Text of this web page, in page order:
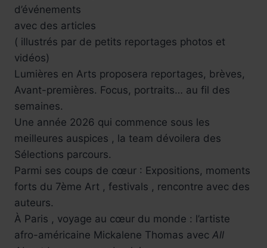
d’événements
avec des articles
( illustrés par de petits reportages photos et
vidéos)
Lumières en Arts proposera reportages, brèves,
Avant-premières. Focus, portraits… au fil des
semaines.
Une année 2026 qui commence sous les
meilleures auspices , la team dévoilera des
Sélections parcours.
Parmi ses coups de cœur : Expositions, moments
forts du 7ème Art , festivals , rencontre avec des
auteurs.
À Paris , voyage au cœur du monde : l’artiste
afro-américaine Mickalene Thomas avec All